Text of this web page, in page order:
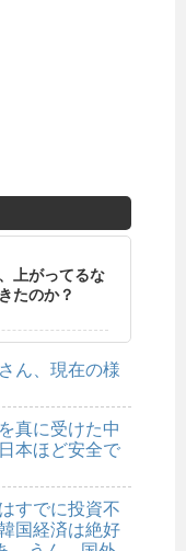
上がってるな
たのか？
ん、現在の様
真に受けた中
本ほど安全で
すでに投資不
国経済は絶好